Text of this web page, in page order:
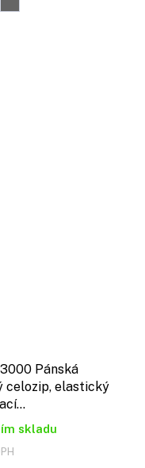
Pánská
celozip, elastický
skladu